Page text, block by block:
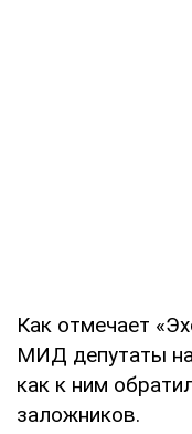
Как отмечает
МИД депутаты
как к ним
заложников.